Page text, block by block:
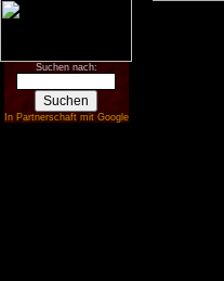
Suchen nach:
In Partnerschaft mit Google